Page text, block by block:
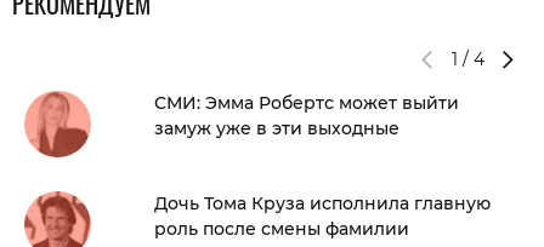
1 / 4
СМИ: Эмма Робертс может выйти
замуж уже в эти выходные
Дочь Тома Круза исполнила главную
роль после смены фамилии